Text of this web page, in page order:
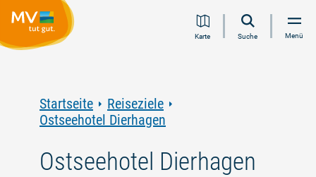
Inhalt
Navigation
Volltextsuche
FooterKarte Suche Menü
Startseite
Reiseziele
Ostseehotel Dierhagen
Ostseehotel Dierhagen